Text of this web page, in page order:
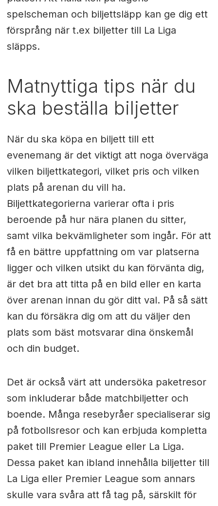
spelscheman och biljettsläpp kan ge dig ett
försprång när t.ex biljetter till La Liga
släpps.
Matnyttiga tips när du
ska beställa biljetter
När du ska köpa en biljett till ett
evenemang är det viktigt att noga överväga
vilken biljettkategori, vilket pris och vilken
plats på arenan du vill ha.
Biljettkategorierna varierar ofta i pris
beroende på hur nära planen du sitter,
samt vilka bekvämligheter som ingår. För att
få en bättre uppfattning om var platserna
ligger och vilken utsikt du kan förvänta dig,
är det bra att titta på en bild eller en karta
över arenan innan du gör ditt val. På så sätt
kan du försäkra dig om att du väljer den
plats som bäst motsvarar dina önskemål
och din budget.
Det är också värt att undersöka paketresor
som inkluderar både matchbiljetter och
boende. Många resebyråer specialiserar sig
på fotbollsresor och kan erbjuda kompletta
paket till Premier League eller La Liga.
Dessa paket kan ibland innehålla biljetter till
La Liga eller Premier League som annars
skulle vara svåra att få tag på, särskilt för